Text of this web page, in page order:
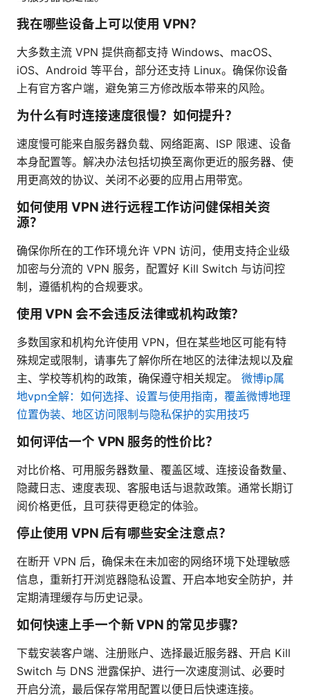
我在哪些设备上可以使用 VPN？
大多数主流 VPN 提供商都支持 Windows、macOS、
iOS、Android 等平台，部分还支持 Linux。确保你设备
上有官方客户端，避免第三方修改版本带来的风险。
为什么有时连接速度很慢？如何提升？
速度慢可能来自服务器负载、网络距离、ISP 限速、设备
本身配置等。解决办法包括切换至离你更近的服务器、使
用更高效的协议、关闭不必要的应用占用带宽。
如何使用 VPN 进行远程工作访问健保相关资
源？
确保你所在的工作环境允许 VPN 访问，使用支持企业级
加密与分流的 VPN 服务，配置好 Kill Switch 与访问控
制，遵循机构的合规要求。
使用 VPN 会不会违反法律或机构政策？
多数国家和机构允许使用 VPN，但在某些地区可能有特
殊规定或限制，请事先了解你所在地区的法律法规以及雇
主、学校等机构的政策，确保遵守相关规定。 微博ip属
地vpn全解：如何选择、设置与使用指南，覆盖微博地理
位置伪装、地区访问限制与隐私保护的实用技巧
如何评估一个 VPN 服务的性价比？
对比价格、可用服务器数量、覆盖区域、连接设备数量、
隐藏日志、速度表现、客服电话与退款政策。通常长期订
阅价格更低，且可获得更稳定的体验。
停止使用 VPN 后有哪些安全注意点？
在断开 VPN 后，确保未在未加密的网络环境下处理敏感
信息，重新打开浏览器隐私设置、开启本地安全防护，并
定期清理缓存与历史记录。
如何快速上手一个新 VPN 的常见步骤？
下载安装客户端、注册账户、选择最近服务器、开启 Kill
Switch 与 DNS 泄露保护、进行一次速度测试、必要时
开启分流，最后保存常用配置以便日后快速连接。